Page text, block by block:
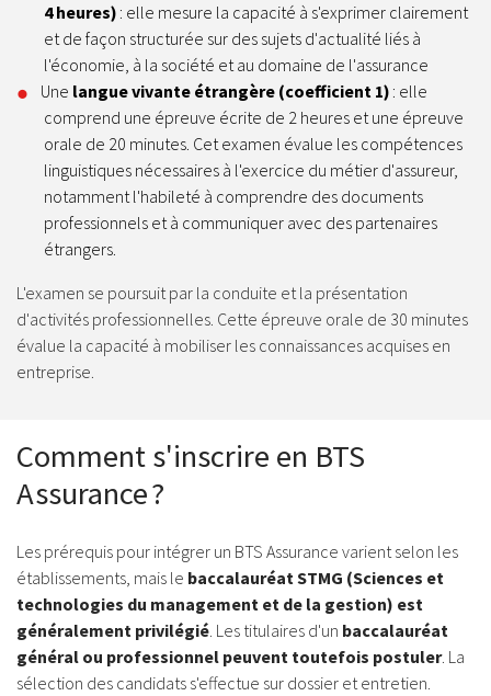
4 heures) : elle mesure la capacité à s'exprimer clairement
et de façon structurée sur des sujets d'actualité liés à
l'économie, à la société et au domaine de l'assurance
Une langue vivante étrangère (coefficient 1) : elle
comprend une épreuve écrite de 2 heures et une épreuve
orale de 20 minutes. Cet examen évalue les compétences
linguistiques nécessaires à l'exercice du métier d'assureur,
notamment l'habileté à comprendre des documents
professionnels et à communiquer avec des partenaires
étrangers.
L'examen se poursuit par la conduite et la présentation
d'activités professionnelles. Cette épreuve orale de 30 minutes
évalue la capacité à mobiliser les connaissances acquises en
entreprise.
Comment s'inscrire en BTS
Assurance ?
Les prérequis pour intégrer un BTS Assurance varient selon les
établissements, mais le baccalauréat STMG (Sciences et
technologies du management et de la gestion) est
généralement privilégié. Les titulaires d'un baccalauréat
général ou professionnel peuvent toutefois postuler. La
sélection des candidats s'effectue sur dossier et entretien.